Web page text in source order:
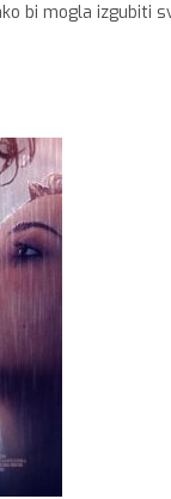
bi mogla izgubiti